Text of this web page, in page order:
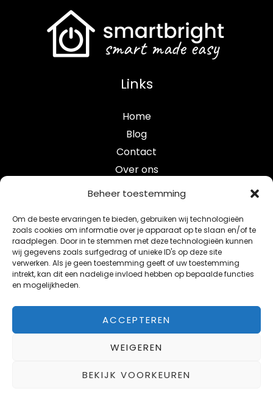
Beheer toestemming
Om de beste ervaringen te bieden, gebruiken wij technologieën
zoals cookies om informatie over je apparaat op te slaan en/of te
raadplegen. Door in te stemmen met deze technologieën kunnen
wij gegevens zoals surfgedrag of unieke ID's op deze site
verwerken. Als je geen toestemming geeft of uw toestemming
intrekt, kan dit een nadelige invloed hebben op bepaalde functies
en mogelijkheden.
ACCEPTEREN
WEIGEREN
BEKIJK VOORKEUREN
Links
Home
Blog
Contact
Over ons
Categorieën
crypto
e-mobility
maak je studentenkamer smart verbeter je leefomgev
smart blog
Copyright © 2026 Smartbright